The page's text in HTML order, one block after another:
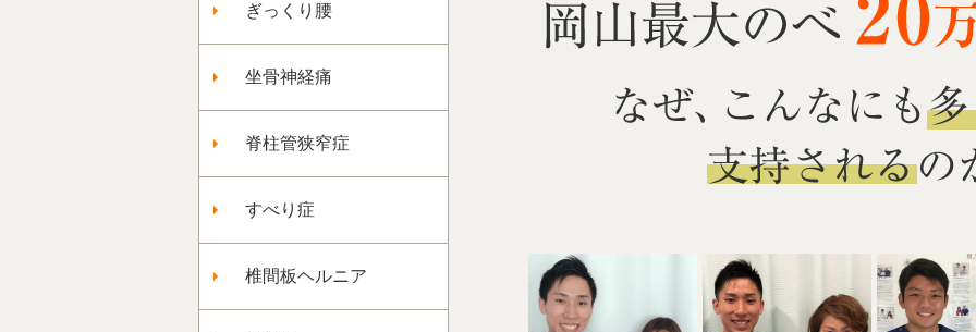
ぎっくり腰
坐骨神経痛
脊柱管狭窄症
すべり症
椎間板ヘルニア